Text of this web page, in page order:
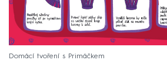
Domácí tvoření s Primáčkem